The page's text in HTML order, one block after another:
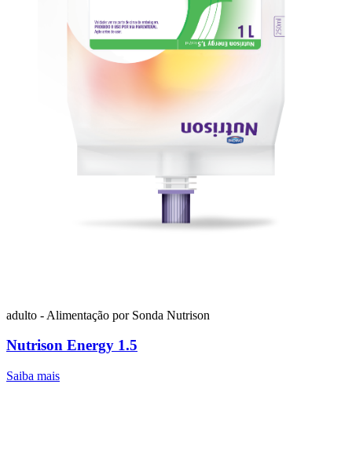
adulto - Alimentação por Sonda Nutrison
Nutrison Energy 1.5
Saiba mais